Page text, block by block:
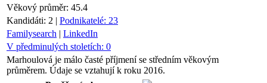
Věkový průměr: 45.4
Kandidáti: 2 | Podnikatelé: 23
Familysearch | LinkedIn
V předminulých stoletích: 0
Marhoulová je málo časté příjmení se středním věkovým
průměrem. Údaje se vztahují k roku 2016.